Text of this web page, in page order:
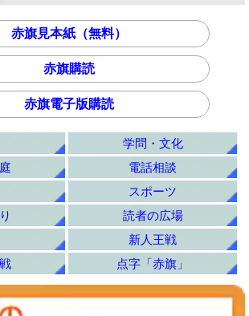
赤旗見本紙（無料）
赤旗購読
赤旗電子版購読
学問・文化
電話相談
スポーツ
読者の広場
新人王戦
点字「赤旗」